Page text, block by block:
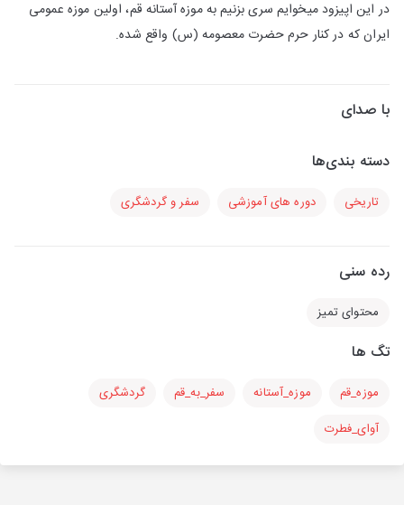
در این اپیزود میخوایم سری بزنیم به موزه آستانه قم، اولین موزه عمومی
ایران که در کنار حرم حضرت معصومه (س) واقع شده.
با صدای
دسته بندی‌ها
تاریخی دوره های آموزشی سفر و گردشگری
رده سنی
محتوای تمیز
تگ ها
موزه_قم موزه_آستانه سفر_به_قم
گردشگری
آوای_فطرت